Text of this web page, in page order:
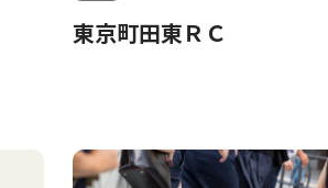
東京町田東ＲＣ